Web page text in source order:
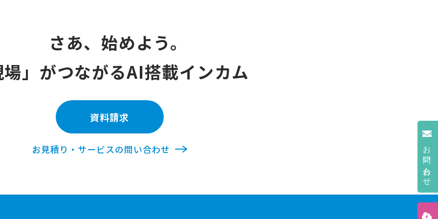
お問い合わせ
さあ、始めよう。
」がつながるAI搭載インカム
資料請求
お見積り・サービスの問い合わせ